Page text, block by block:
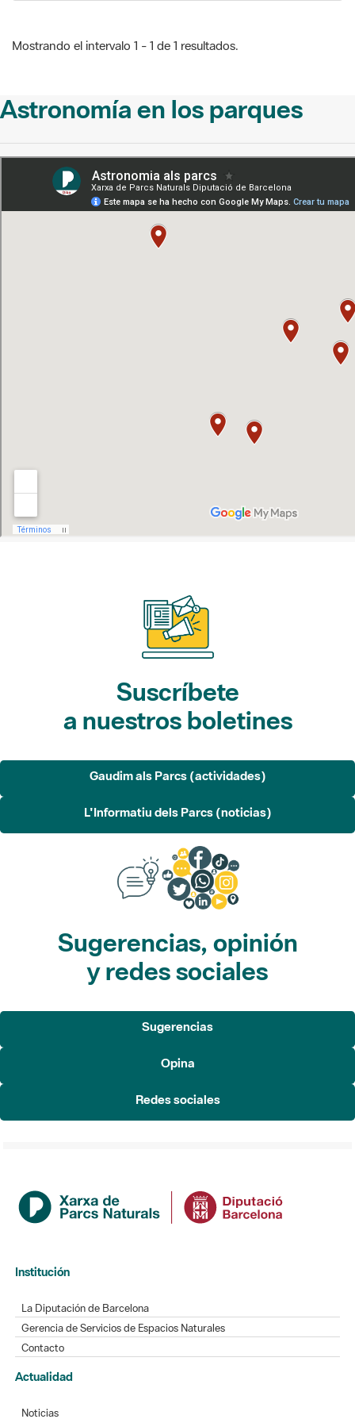
Mostrando el intervalo 1 - 1 de 1 resultados.
Astronomía en los parques
Suscríbete
a nuestros boletines
Gaudim als Parcs (actividades)
L'Informatiu dels Parcs (noticias)
Sugerencias, opinión
y redes sociales
Sugerencias
Opina
Redes sociales
Institución
La Diputación de Barcelona
Gerencia de Servicios de Espacios Naturales
Contacto
Actualidad
Noticias